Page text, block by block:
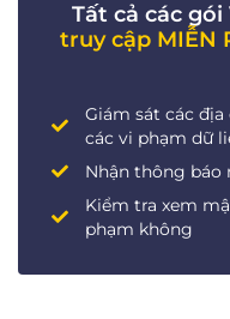
Tất cả các gói
truy cập MIỄN
Giám sát các
các vi phạm dữ
Nhận thông báo
Kiểm tra xem
phạm không